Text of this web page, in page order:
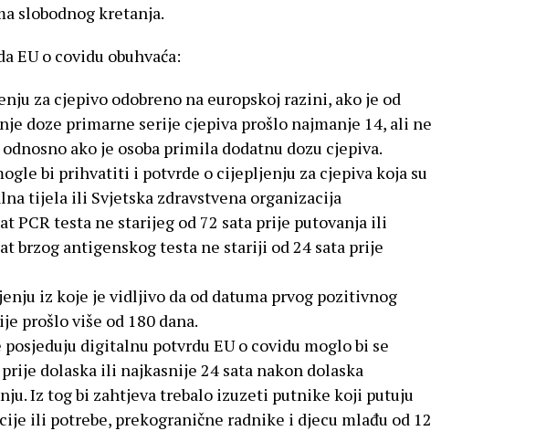
slobodnog kretanja.
EU o covidu obuhvaća:
za cjepivo odobreno na europskoj razini, ako je od
doze primarne serije cjepiva prošlo najmanje 14, ali ne
ako je osoba primila dodatnu dozu cjepiva.
bi prihvatiti i potvrde o cijepljenju za cjepiva koja su
tijela ili Svjetska zdravstvena organizacija
PCR testa ne starijeg od 72 sata prije putovanja ili
brzog antigenskog testa ne stariji od 24 sata prije
iz koje je vidljivo da od datuma prvog pozitivnog
prošlo više od 180 dana.
posjeduju digitalnu potvrdu EU o covidu moglo bi se
dolaska ili najkasnije 24 sata nakon dolaska
Iz tog bi zahtjeva trebalo izuzeti putnike koji putuju
ili potrebe, prekogranične radnike i djecu mlađu od 12